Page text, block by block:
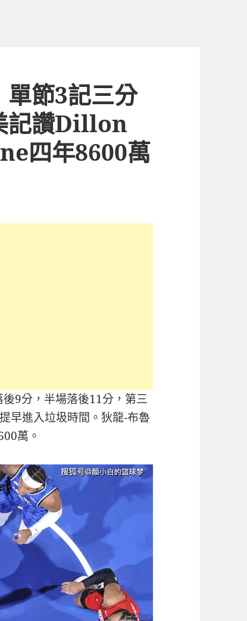
單節3記三分
記讚Dillon
四年8600萬
9分，半場落後11分，第三
早進入垃圾時間。狄龍-布魯
萬。